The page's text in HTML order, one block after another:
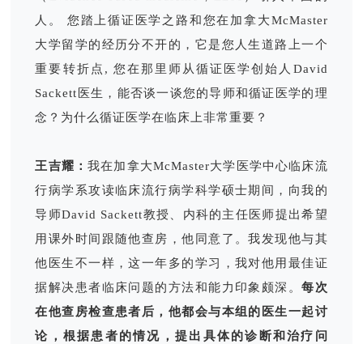
人。 您踏上循证医学之路和您在加拿大McMaster
大学留学的经历分不开的，它是您人生道路上一个
重要转折点, 您在那里师从循证医学创始人David
Sackett医生，能否谈一谈您的导师和循证医学的理
念？为什么循证医学在临床上非常重要？
王吉耀：我在加拿大McMaster大学医学中心临床流
行病学系攻读临床流行病学科学硕士期间，向我的
导师David Sackett教授、内科的主任医师提出希望
用课外时间跟随他查房，他同意了。我发现他与其
他医生不一样，这一年多的学习，我对他用最佳证
据解决患者临床问题的方法和能力印象颇深。每次
在他查房检查患者后，他都会与本组的医生一起讨
论，根据患者的情况，提出具体的诊断和治疗问